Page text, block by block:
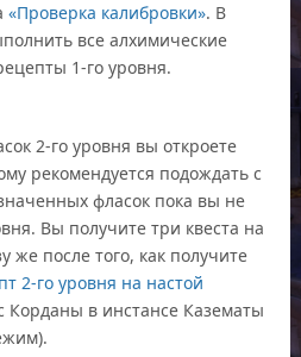
«Проверка калибровки». В
все алхимические
1-го уровня.
2-го уровня вы откроете
рекомендуется подождать с
фласок пока вы не
Вы получите три квеста на
же после того, как получите
2-го уровня на настой
Корданы в инстансе Казематы